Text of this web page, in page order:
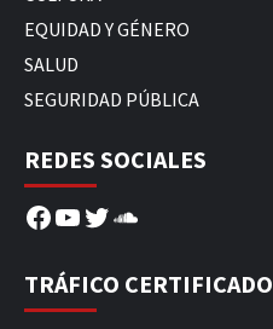
EQUIDAD Y GÉNERO
SALUD
SEGURIDAD PÚBLICA
REDES SOCIALES
Facebook
YouTube
Twitter
SoundCloud
TRÁFICO CERTIFICADO